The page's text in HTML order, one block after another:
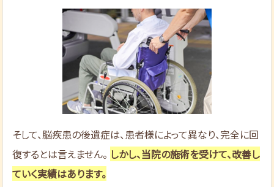
そして、脳疾患の後遺症は、患者様によって異なり、完全に回
復するとは言えません。 しかし、当院の施術を受けて、改善し
ていく実績はあります。